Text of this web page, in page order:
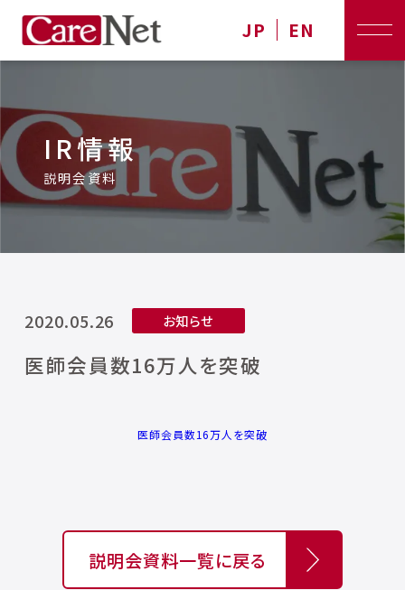
JP EN
IR情報
説明会資料
2020.05.26 お知らせ
医師会員数16万人を突破
医師会員数16万人を突破
説明会資料一覧に戻る